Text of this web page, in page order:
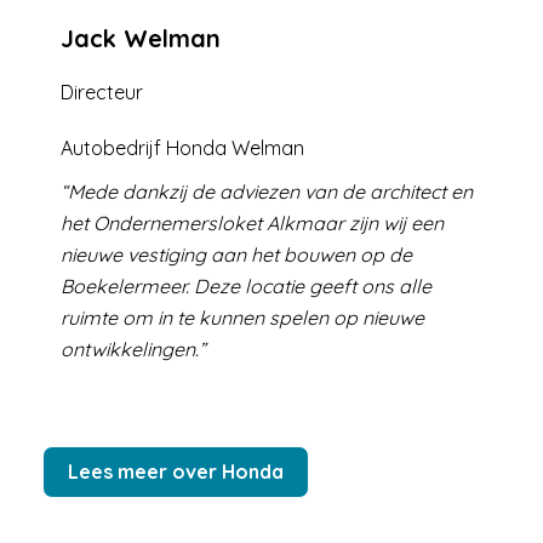
Jack Welman
Directeur
Autobedrijf Honda Welman
Mede dankzij de adviezen van de architect en
het Ondernemersloket Alkmaar zijn wij een
nieuwe vestiging aan het bouwen op de
Boekelermeer. Deze locatie geeft ons alle
ruimte om in te kunnen spelen op nieuwe
ontwikkelingen.
Lees meer over Honda